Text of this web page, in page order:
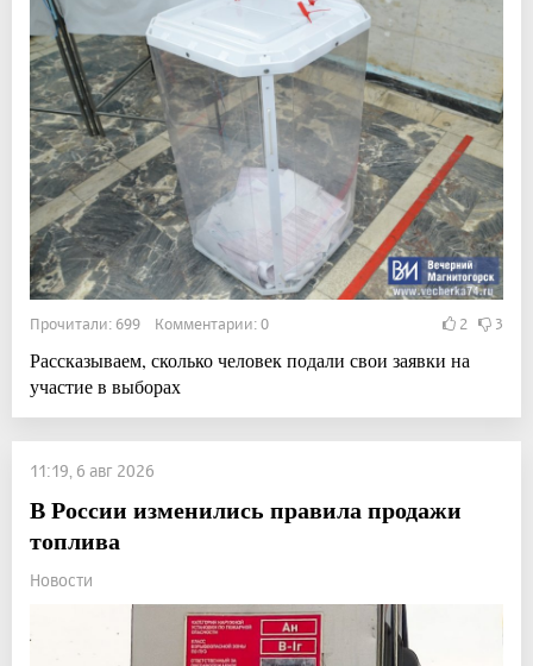
Прочитали: 699 Комментарии: 0 2 3
Рассказываем, сколько человек подали свои заявки на
участие в выборах
11:19, 6 авг 2026
В России изменились правила продажи
топлива
Новости